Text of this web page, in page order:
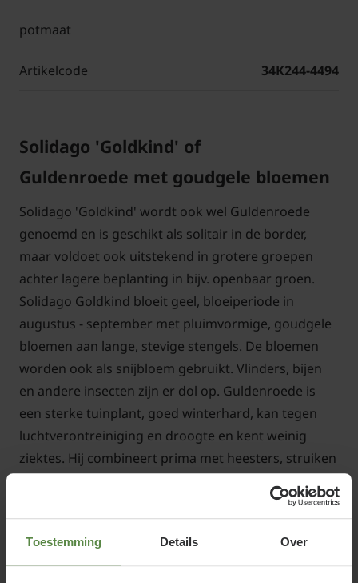
Toestemming Details Over
potmaat
Artikelcode 34K244-4494
Solidago 'Goldkind' of
Guldenroede met goudgele bloemen
Solidago 'Goldkind' wordt ook wel Guldenroede
genoemd en is geschikt als solitair in de border,
maar voldoet ook uitstekend in grotere groepen
achter lagere beplanting in bijv. openbaar groen.
Solidago Goldkind bloeit geel, bloeiperiode in
augustus - september met pluimvormige, goudgele
bloemen aan lange, stevige stengels. De bloemen
worden ook als snijbloem gebruikt. Vlinders, bijen
en andere insecten zijn er dol op. Guldenroede is
een sterke tuinplant, goed winterhard, kan tegen
luchtverontreiniging en droogte en kent weinig
ziektes. Hij combineert prima met heesters, struiken